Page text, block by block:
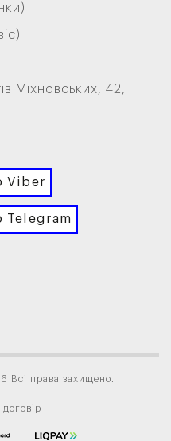
Міхновських, 42,
Viber
Telegram
права захищено.